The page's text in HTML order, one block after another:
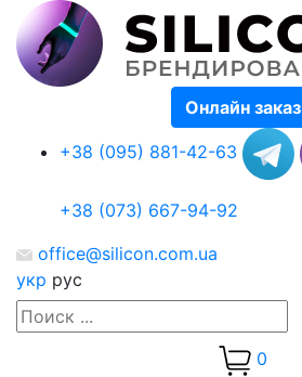
Онлайн заказ
+38 (095) 881-42-63
+38 (073) 667-94-92
office@silicon.com.ua
укр рус
0